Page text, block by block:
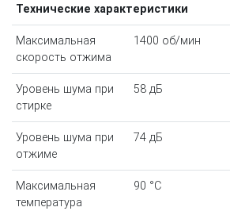
Технические характеристики
Максимальная
скорость отжима
1400 об/мин
Уровень шума при
стирке
58 дБ
Уровень шума при
отжиме
74 дБ
Максимальная
температура
90 °С